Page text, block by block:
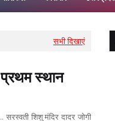
सभी दिखाएं
प्रथम स्थान
शिशु मंदिर दादर जोगी